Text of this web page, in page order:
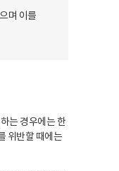
며 이를
는 경우에는 한
위반할 때에는